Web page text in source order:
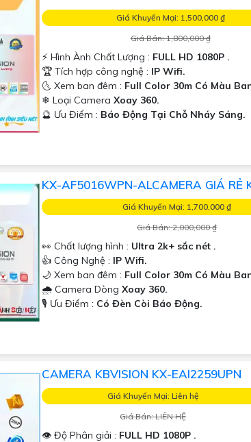
Giá Khuyến Mại: 1,500,000 ₫
Giá Bán: 1,800,000 ₫
️⚡ Hình Ành Chất Lượng : FULL HD 1080P .
🏆 Tích hợp công nghệ : IP Wifi.
🌜 Xem ban đêm : Full Color 30m Có Màu
❄ Loại Camera Xoay 360.
️🔮 Ưu Điểm : Báo Động Tại Chỗ Nháy Sáng.
KX-AF5016WPN-ALCAMERA GIÁ RẺ
Giá Khuyến Mại: 1,700,000 ₫
Giá Bán: 2,000,000 ₫
👀 Chất lượng hình : Ultra 2k+ sắc nét .
👍 Công Nghệ : IP Wifi.
🌙 Xem ban đêm : Full Color 30m Có Màu
🌧️ Camera Dòng Xoay 360.
️🎙 Ưu Điểm : Có Đèn Còi Báo Động.
CAMERA KBVISION KX-EAI2259UPN
Giá Khuyến Mại: Liên hệ
Giá Bán: LIÊN HỆ
👁 Độ Phân giải : FULL HD 1080P .